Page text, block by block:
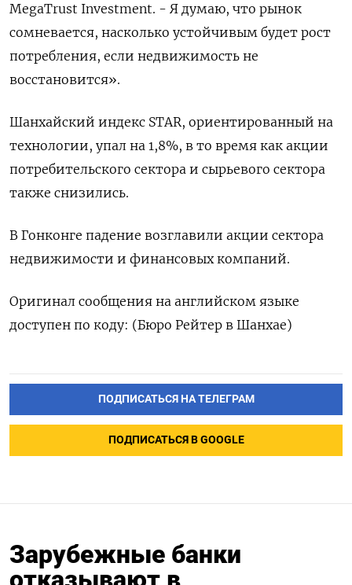
MegaTrust Investment. - Я думаю, что рынок
сомневается, насколько устойчивым будет рост
потребления, если недвижимость не
восстановится».
Шанхайский индекс STAR, ориентированный на
технологии, упал на 1,8%, в то время как акции
потребительского сектора и сырьевого сектора
также снизились.
В Гонконге падение возглавили акции сектора
недвижимости и финансовых компаний.
Оригинал сообщения на английском языке
доступен по коду: (Бюро Рейтер в Шанхае)
ПОДПИСАТЬСЯ НА ТЕЛЕГРАМ
ПОДПИСАТЬСЯ В GOOGLE
Зарубежные банки